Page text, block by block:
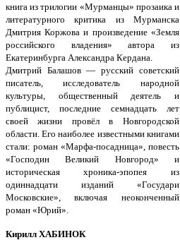
книга из трилогии «Мурманцы» прозаика и
литературного критика из Мурманска
Дмитрия Коржова и произведение «Земля
российского владения» автора из
Екатеринбурга Александра Кердана.
Дмитрий Балашов — русский советский
писатель, исследователь народной
культуры, общественный деятель и
публицист, последние семнадцать лет
своей жизни провёл в Новгородской
области. Его наиболее известными книгами
стали: роман «Марфа-посадница», повесть
«Господин Великий Новгород» и
историческая хроника-эпопея из
одиннадцати изданий «Государи
Московские», включая неоконченный
роман «Юрий».
Кирилл ХАБИНОК